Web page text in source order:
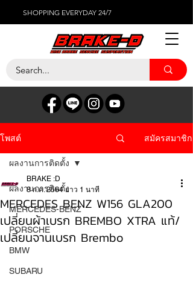
SHOPPING EVERYDAY 24/7
โพสต์ สมัครสมาชิก
ผลงานการติดตั้ง
MERCEDES-BENZ
PORSCHE
BMW
SUBARU
ผลงานการติดตั้ง
MERCEDES BENZ W156 GLA200
เปลี่ยนผ้าเบรก BREMBO XTRA แท้/
เปลี่ยนจานเบรก Brembo
BRAKE :D
8 ก.ค. 2564 ยาว 1 นาที